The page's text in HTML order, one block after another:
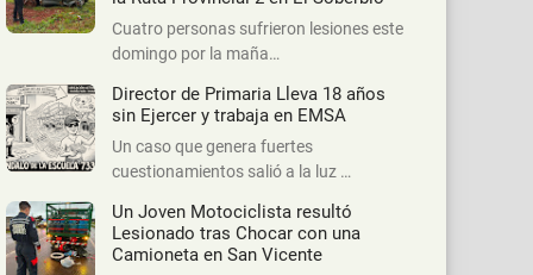
Cuatro personas sufrieron lesiones este
domingo por la maña…
Director de Primaria Lleva 18 años
sin Ejercer y trabaja en EMSA
Un caso que genera fuertes
cuestionamientos salió a la luz …
Un Joven Motociclista resultó
Lesionado tras Chocar con una
Camioneta en San Vicente